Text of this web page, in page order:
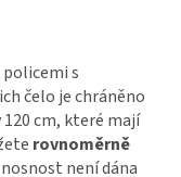
policemi s
čelo je chráněno
cm, které mají
rovnoměrně
nosnost není dána